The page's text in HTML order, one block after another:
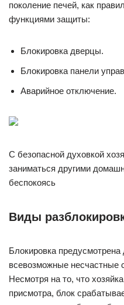
поколение печей, как
функциями защиты:
Блокировка дверцы.
Блокировка панели
Аварийное отключение.
С безопасной духовкой
заниматься другими
беспокоясь
Виды
Блокировка
всевозможные несчастные
Несмотря на то, что
присмотра, блок